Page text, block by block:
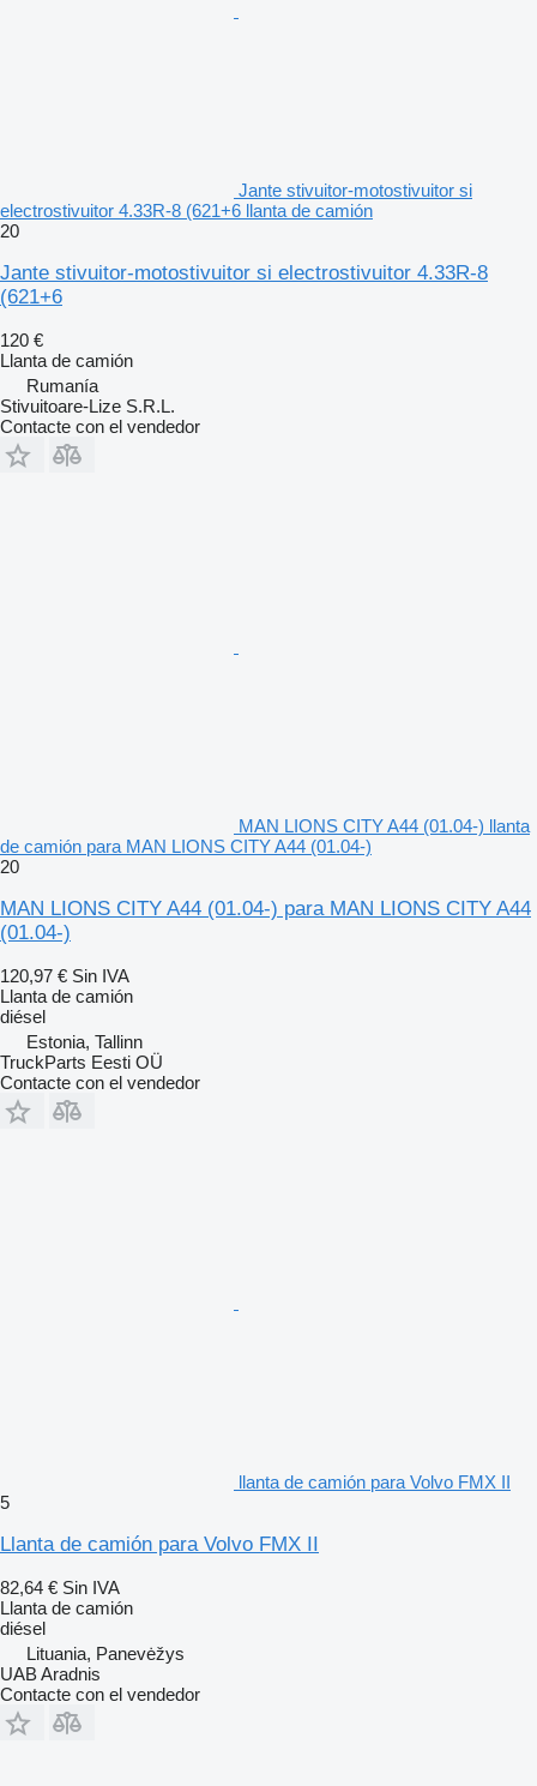
Jante stivuitor-motostivuitor si
electrostivuitor 4.33R-8 (621+6 llanta de camión
20
Jante stivuitor-motostivuitor si electrostivuitor 4.33R-8
(621+6
120 €
Llanta de camión
Rumanía
Stivuitoare-Lize S.R.L.
Contacte con el vendedor
MAN LIONS CITY A44 (01.04-) llanta
de camión para MAN LIONS CITY A44 (01.04-)
20
MAN LIONS CITY A44 (01.04-) para MAN LIONS CITY A44
(01.04-)
120,97 € Sin IVA
Llanta de camión
diésel
Estonia, Tallinn
TruckParts Eesti OÜ
Contacte con el vendedor
llanta de camión para Volvo FMX II
5
Llanta de camión para Volvo FMX II
82,64 € Sin IVA
Llanta de camión
diésel
Lituania, Panevėžys
UAB Aradnis
Contacte con el vendedor